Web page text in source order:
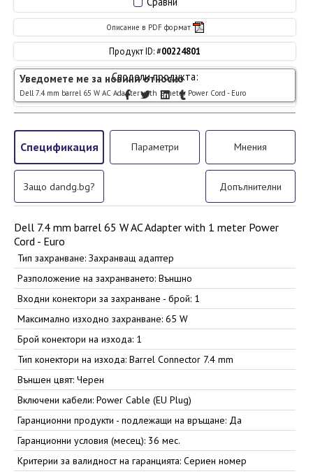
Описание в PDF формат
Продукт ID: #00224801
Сподели продукта:
Уведомете ме за новини относно
Dell 7.4 mm barrel 65 W AC Adapter with 1 meter Power Cord - Euro
Спецификация Параметри Мнения
Защо dandg.bg? Допълнителни
Dell 7.4 mm barrel 65 W AC Adapter with 1 meter Power
Cord - Euro
Тип захранване: Захранващ адаптер
Разположение на захранването: Външно
Входни конектори за захранване - брой: 1
Максимално изходно захранване: 65 W
Брой конектори на изхода: 1
Тип конектори на изхода: Barrel Connector 7.4 mm
Външен цвят: Черен
Включени кабели: Power Cable (EU Plug)
Гаранционни продукти - подлежащи на връщане: Да
Гаранционни условия (месец): 36 мес.
Критерии за валидност на гаранцията: Сериен номер